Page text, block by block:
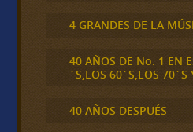
4 GRANDES DE LA
40 AÑOS DE No. 1 EN
´S,LOS 60´S,LOS 70´S
40 AÑOS DESPUÉS